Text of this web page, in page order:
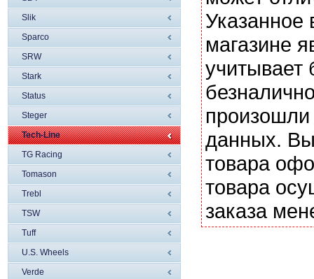
Slik
Sparco
SRW
Stark
Status
Steger
Tech-Line
TG Racing
Tomason
Trebl
TSW
Tuff
U.S. Wheels
Verde
магазине
учитывает
данных. Вы
товара
товара
заказа